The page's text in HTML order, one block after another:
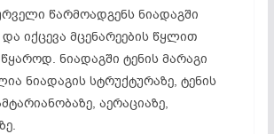
წარმოადგენს ნიადაგში
და იქცევა მცენარეების წყლით
ნიადაგში ტენის მარაგი
ნიადაგის სტრუქტურაზე, ტენის
აერაციაზე,